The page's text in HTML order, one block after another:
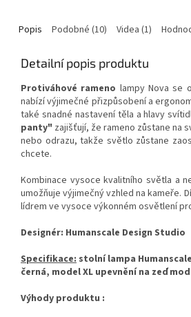
Popis Podobné (10) Videa (1)
Detailní popis produktu
Protiváhové rameno lampy Nova se
nabízí výjimečné přizpůsobení a
také snadné nastavení těla a hlavy
panty" zajišťují, že rameno zůstane na
nebo odrazu, takže světlo zůstane
chcete.
Kombinace vysoce kvalitního světla a
umožňuje výjimečný vzhled na kameře.
lídrem ve vysoce výkonném osvětlení
Designér: Humanscale Design Studio
Specifikace: stolní lampa
černá, model XL upevnění na zeď
Výhody produktu :